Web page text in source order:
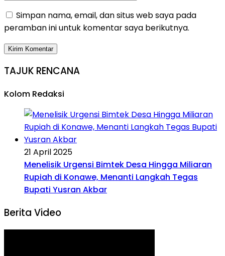
Simpan nama, email, dan situs web saya pada
peramban ini untuk komentar saya berikutnya.
TAJUK RENCANA
Kolom Redaksi
21 April 2025
Menelisik Urgensi Bimtek Desa Hingga Miliaran
Rupiah di Konawe, Menanti Langkah Tegas
Bupati Yusran Akbar
Berita Video